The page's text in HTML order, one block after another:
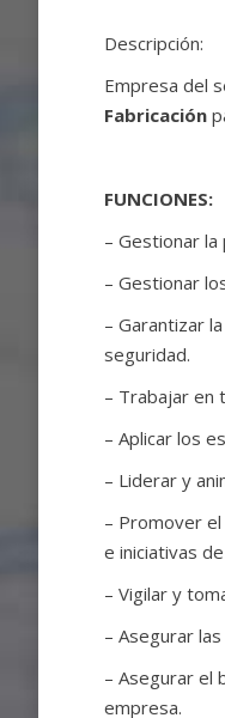
Descripción:
Empresa del
Fabricación
FUNCIONES:
– Gestionar
– Gestionar
– Garantizar
seguridad.
– Trabajar en
– Aplicar los
– Liderar y
– Promover
e iniciativas
– Vigilar y
– Asegurar
– Asegurar el
empresa.